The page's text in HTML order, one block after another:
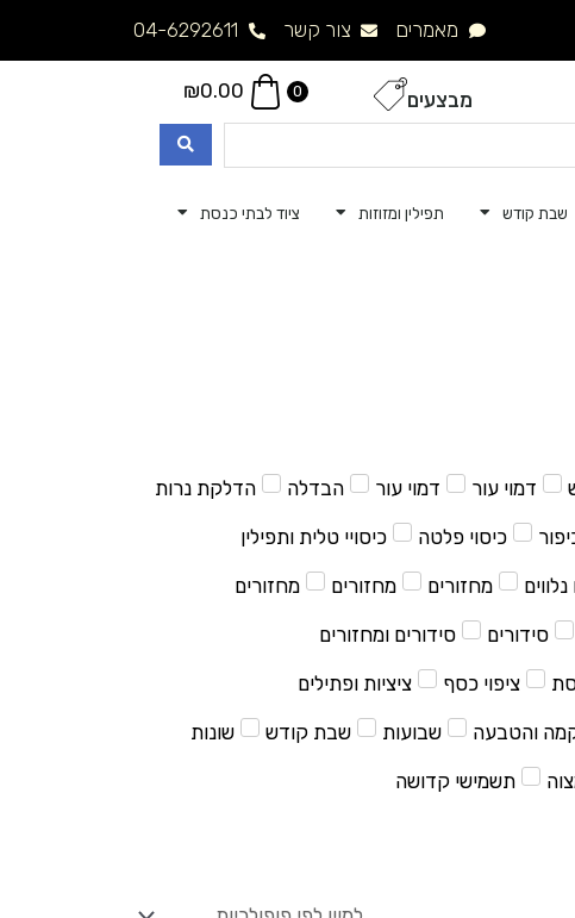
מאמרים צור קשר 04-6292611
מבצעים 0
₪0.00
שבת קודש תפילין ומזוזות ציוד לבתי כנסת
דמוי עור דמוי עור הבדלה הדלקת נרות
כיסוי פלטה כיסויי טלית ותפילין
מחזורים מחזורים מחזורים
סידורים סידורים ומחזורים
ציפוי כסף ציציות ופתילים
והטבעה שבועות שבת קודש שונות
תשמישי קדושה